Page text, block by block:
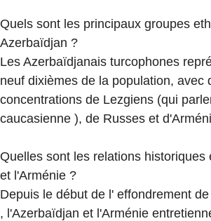
Quels sont les principaux groupes
Azerbaïdjan ?
Les Azerbaïdjanais turcophones
neuf dixièmes de la population, avec
concentrations de Lezgiens (qui
caucasienne ), de Russes et
Quelles sont les relations historiques
et l'Arménie ?
Depuis le début de l' effondrement
, l'Azerbaïdjan et l'Arménie